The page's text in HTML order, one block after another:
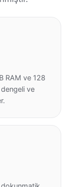
RAM ve 128
dengeli ve